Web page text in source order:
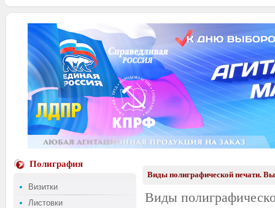
Полиграфия
Визитки
Листовки
Виды полиграфической печати.
Виды